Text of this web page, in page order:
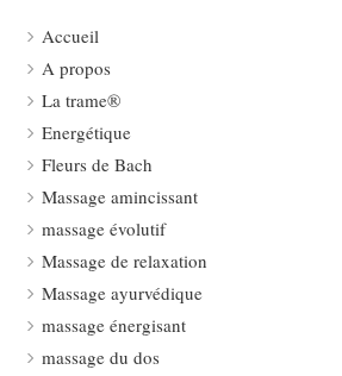
Accueil
A propos
La trame®
Energétique
Fleurs de Bach
Massage amincissant
massage évolutif
Massage de relaxation
Massage ayurvédique
massage énergisant
massage du dos